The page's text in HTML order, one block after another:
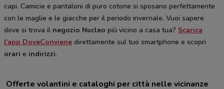
capi. Camicie e pantaloni di puro cotone si sposano perfettamente
con le maglie e le giacche per il periodo invernale. Vuoi sapere
dove si trova il negozio Nucleo più vicino a casa tua? Scarica
l’app DoveConviene direttamente sul tuo smartphone e scopri
orari e indirizzi.
Offerte volantini e cataloghi per città nelle vicinanze